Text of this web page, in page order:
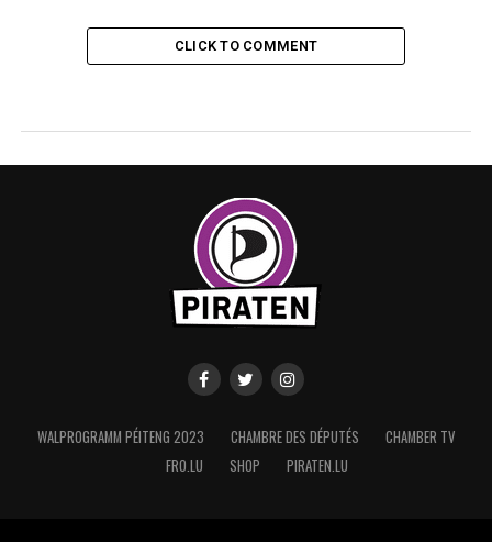
CLICK TO COMMENT
WALPROGRAMM PÉITENG 2023 CHAMBRE DES DÉPUTÉS
CHAMBER TV
FRO.LU
SHOP PIRATEN.LU